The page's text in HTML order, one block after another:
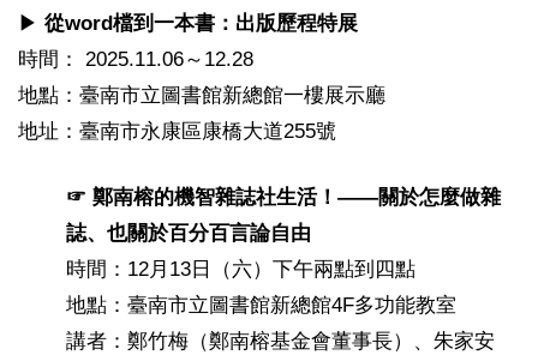
▶︎ 從word檔到一本書：出版歷程特展
時間： 2025.11.06～12.28
地點：臺南市立圖書館新總館一樓展示廳
地址：臺南市永康區康橋大道255號
☞ 鄭南榕的機智雜誌社生活！——關於怎麼做雜
誌、也關於百分百言論自由
時間：12月13日（六）下午兩點到四點
地點：臺南市立圖書館新總館4F多功能教室
講者：鄭竹梅（鄭南榕基金會董事長）、朱家安